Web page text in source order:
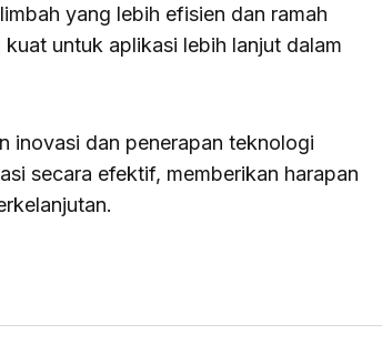
yang lebih efisien dan ramah
untuk aplikasi lebih lanjut dalam
inovasi dan penerapan teknologi
secara efektif, memberikan harapan